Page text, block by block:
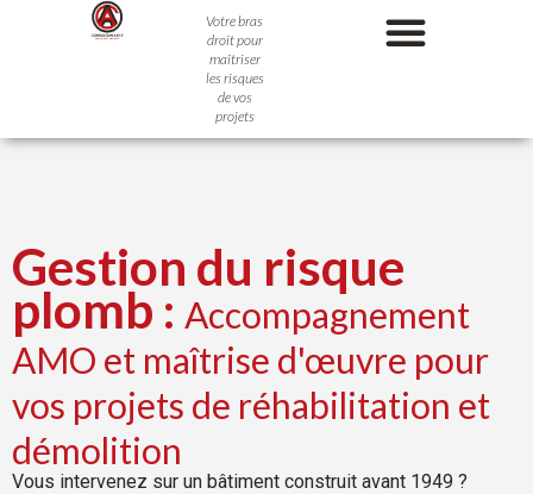
Votre bras
droit pour
maîtriser
les risques
de vos
projets
Gestion du risque
plomb : Accompagnement
AMO et maîtrise d'œuvre pour
vos projets de réhabilitation et
démolition
Vous intervenez sur un bâtiment construit avant 1949 ?